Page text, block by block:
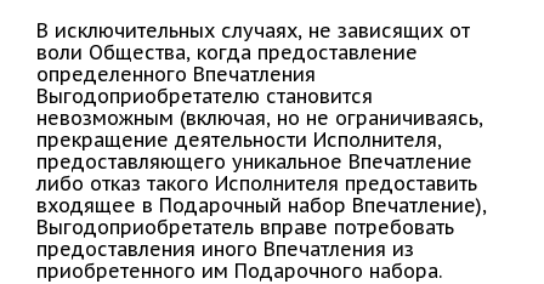
В исключительных случаях, не зависящих от
воли Общества, когда предоставление
определенного Впечатления
Выгодоприобретателю становится
невозможным (включая, но не ограничиваясь,
прекращение деятельности Исполнителя,
предоставляющего уникальное Впечатление
либо отказ такого Исполнителя предоставить
входящее в Подарочный набор Впечатление),
Выгодоприобретатель вправе потребовать
предоставления иного Впечатления из
приобретенного им Подарочного набора.